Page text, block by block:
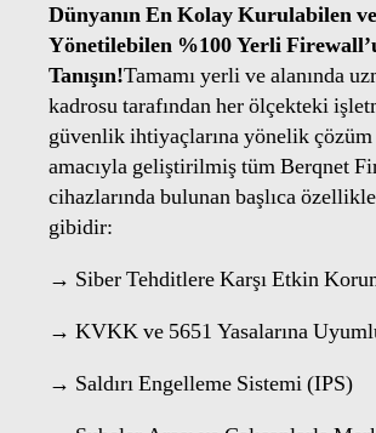
Dünyanın En Kolay Kurulabilen ve
Yönetilebilen %100 Yerli
Tanışın!Tamamı yerli ve alanında
kadrosu tarafından her ölçekteki
güvenlik ihtiyaçlarına yönelik
amacıyla geliştirilmiş tüm Berqnet
cihazlarında bulunan başlıca
gibidir:
→ Siber Tehditlere Karşı Etkin
→ KVKK ve 5651 Yasalarına
→ Saldırı Engelleme Sistemi (IPS)